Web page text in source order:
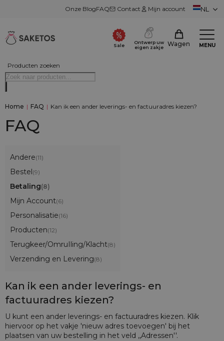
Onze BlogFAQ Contact Mijn account NL
Producten zoeken
Sale
Ontwerp uw
eigen zakje
Wagen MENU
Home | FAQ | Kan ik een ander leverings- en factuuradres kiezen?
FAQ
Andere(11)
Bestel(9)
Betaling(8)
Mijn Account(6)
Personalisatie(16)
Producten(12)
Terugkeer/OmruIling/Klacht(8)
Verzending en Levering(8)
Kan ik een ander leverings- en
factuuradres kiezen?
U kunt een ander leverings- en factuuradres kiezen. Klik
hiervoor op het vakje 'nieuw adres toevoegen' bij het
plaatsen van uw bestelling in het veld ,,Adressen''.